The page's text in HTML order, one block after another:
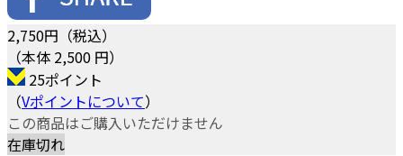
2,750円（税込）
（本体 2,500 円）
25ポイント
（Vポイントについて）
この商品はご購入いただけません
在庫切れ